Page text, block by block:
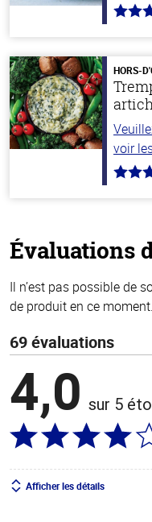
4.6
stars
HORS-
voir
4.4
Évaluations
Il n’est pas possible de
de produit en ce
69 évaluations
4,0 sur 5
Afficher les détails